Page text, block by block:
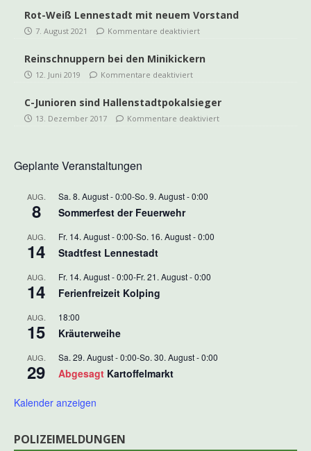
Rot-Weiß Lennestadt mit neuem Vorstand
7. August 2021 Kommentare deaktiviert
Reinschnuppern bei den Minikickern
12. Juni 2019 Kommentare deaktiviert
C-Junioren sind Hallenstadtpokalsieger
13. Dezember 2017 Kommentare deaktiviert
Geplante Veranstaltungen
AUG.
8
Sa. 8. August - 0:00-So. 9. August - 0:00
Sommerfest der Feuerwehr
AUG.
14
Fr. 14. August - 0:00-So. 16. August - 0:00
Stadtfest Lennestadt
AUG.
14
Fr. 14. August - 0:00-Fr. 21. August - 0:00
Ferienfreizeit Kolping
AUG.
15
18:00
Kräuterweihe
AUG.
29
Sa. 29. August - 0:00-So. 30. August - 0:00
Abgesagt Kartoffelmarkt
Kalender anzeigen
POLIZEIMELDUNGEN